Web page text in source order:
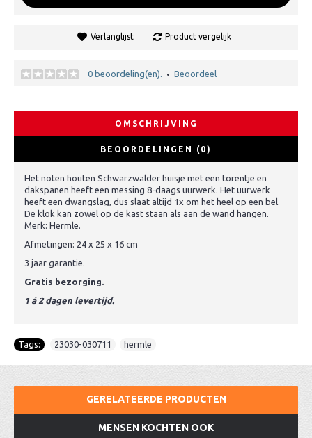
Verlanglijst Product vergelijk
0 beoordeling(en). • Beoordeel
OMSCHRIJVING
BEOORDELINGEN (0)
Het noten houten Schwarzwalder huisje met een torentje en
dakspanen heeft een messing 8-daags uurwerk. Het uurwerk
heeft een dwangslag, dus slaat altijd 1x om het heel op een bel.
De klok kan zowel op de kast staan als aan de wand hangen.
Merk: Hermle.
Afmetingen: 24 x 25 x 16 cm
3 jaar garantie.
Gratis bezorging.
1 á 2 dagen levertijd.
Tags: 23030-030711 hermle
GERELATEERDE PRODUCTEN
MENSEN KOCHTEN OOK